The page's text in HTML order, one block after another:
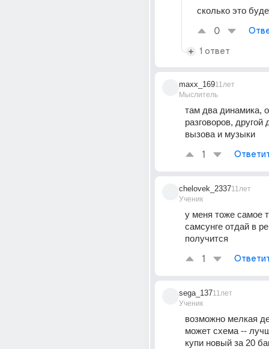
сколько это
0
1 ответ
maxx_169
Мыслитель
11лет
там два динамика,
разговоров,
вызова и музыки
1
chelovek_2337
Ученик
11лет
у меня тоже самое
самсунге отдай в
получится
1
sega_137
Ученик
11лет
возможно мелкая
может схема --
купи новый за 20